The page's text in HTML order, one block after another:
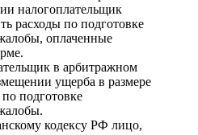
налогоплательщик
расходы по подготовке
оплаченные
в арбитражном
ущерба в размере
подготовке
кодексу РФ лицо,